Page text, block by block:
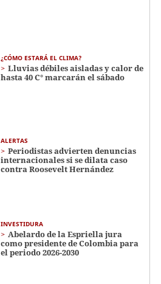
¿CÓMO ESTARÁ EL CLIMA?
Lluvias débiles aisladas y calor de
hasta 40 C° marcarán el sábado
ALERTAS
Periodistas advierten denuncias
internacionales si se dilata caso
contra Roosevelt Hernández
INVESTIDURA
Abelardo de la Espriella jura
como presidente de Colombia para
el periodo 2026-2030